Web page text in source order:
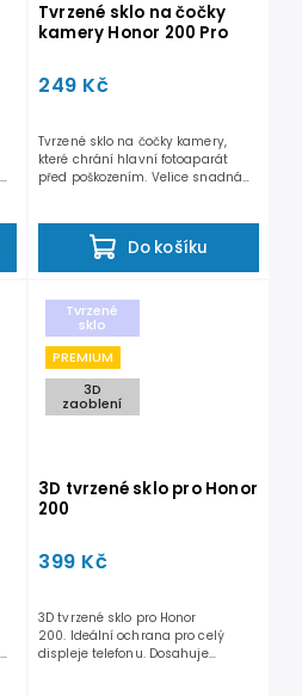
Tvrzené sklo na čočky
kamery Honor 200 Pro
249 Kč
Do košíku
Tvrzené sklo na čočky kamery,
které chrání hlavní fotoaparát
před poškozením. Velice snadná
Tvrzené
sklo
PREMIUM
3D
zaoblení
3D tvrzené sklo pro Honor
200
399 Kč
3D tvrzené sklo pro Honor
200. Ideální ochrana pro celý
displeje telefonu. Dosahuje